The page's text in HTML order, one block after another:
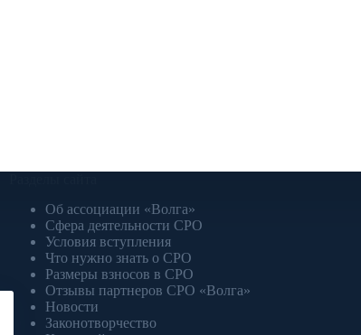
Об ассоциации «Волга»
Сфера деятельности СРО
Условия вступления
Что нужно знать о СРО
Размеры взносов в СРО
Отзывы партнеров СРО «Волга»
Новости
Законотворчество